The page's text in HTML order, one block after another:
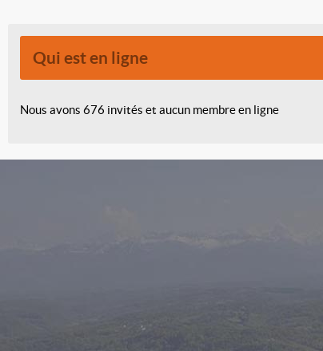
Qui est en ligne
Nous avons 676 invités et aucun membre en ligne